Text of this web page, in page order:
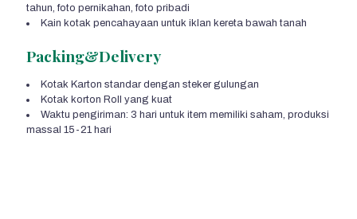
tahun, foto pernikahan, foto pribadi
Kain kotak pencahayaan untuk iklan kereta bawah tanah
Packing&Delivery
Kotak Karton standar dengan steker gulungan
Kotak korton Roll yang kuat
Waktu pengiriman: 3 hari untuk item memiliki saham, produksi
massal 15-21 hari